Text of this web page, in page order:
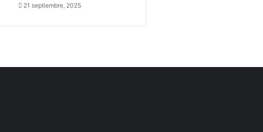
21 septiembre, 2025